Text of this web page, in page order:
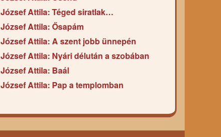
József Attila: Téged siratlak…
József Attila: Ősapám
József Attila: A szent jobb ünnepén
József Attila: Nyári délután a szobában
József Attila: Baál
József Attila: Pap a templomban